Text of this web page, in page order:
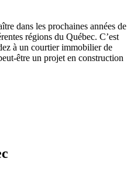
dans les prochaines années de
régions du Québec. C’est
à un courtier immobilier de
être un projet en construction